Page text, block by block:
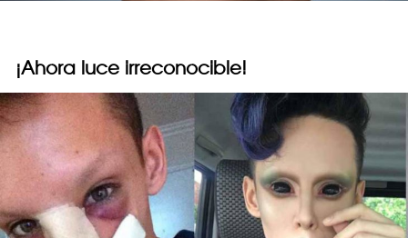
¡Ahora luce irreconocible!